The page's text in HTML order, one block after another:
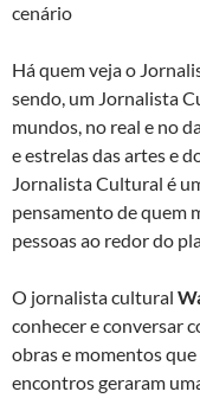
cenário
Há quem veja o
sendo, um Jornalista
mundos, no real e no
e estrelas das artes e
Jornalista Cultural é
pensamento de quem
pessoas ao redor do
O jornalista cultural
conhecer e conversar
obras e momentos
encontros geraram